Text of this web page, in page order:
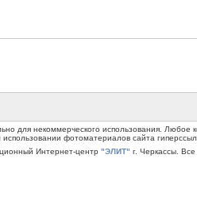
для некоммерческого использования.
фотоматериалов сайта
Интернет-центр "ЭЛИТ" г. Черкассы.